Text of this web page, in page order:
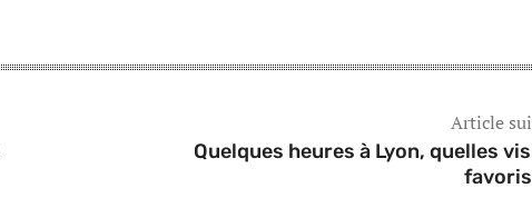
Article
Quelques heures à Lyon, quelles